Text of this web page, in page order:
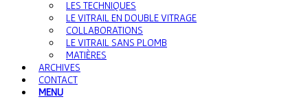
LES TECHNIQUES
LE VITRAIL EN DOUBLE VITRAGE
COLLABORATIONS
LE VITRAIL SANS PLOMB
MATIÈRES
ARCHIVES
CONTACT
MENU